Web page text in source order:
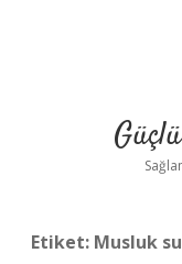
Etiket: Musluk